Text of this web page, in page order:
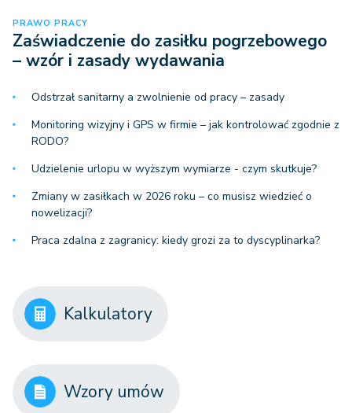
PRAWO PRACY
Zaświadczenie do zasiłku pogrzebowego
– wzór i zasady wydawania
Odstrzał sanitarny a zwolnienie od pracy – zasady
Monitoring wizyjny i GPS w firmie – jak kontrolować zgodnie z
RODO?
Udzielenie urlopu w wyższym wymiarze - czym skutkuje?
Zmiany w zasiłkach w 2026 roku – co musisz wiedzieć o
nowelizacji?
Praca zdalna z zagranicy: kiedy grozi za to dyscyplinarka?
Kalkulatory
Wzory umów